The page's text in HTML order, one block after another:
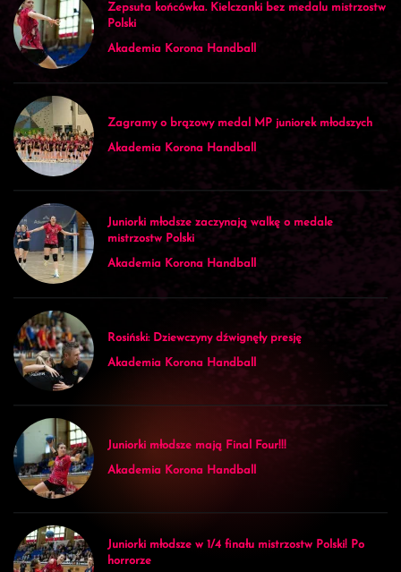
Zepsuta końcówka. Kielczanki bez medalu mistrzostw
Polski
Akademia Korona Handball
Zagramy o brązowy medal MP juniorek młodszych
Akademia Korona Handball
Juniorki młodsze zaczynają walkę o medale
mistrzostw Polski
Akademia Korona Handball
Rosiński: Dziewczyny dźwignęły presję
Akademia Korona Handball
Juniorki młodsze mają Final Four!!!
Akademia Korona Handball
Juniorki młodsze w 1/4 finału mistrzostw Polski! Po
horrorze